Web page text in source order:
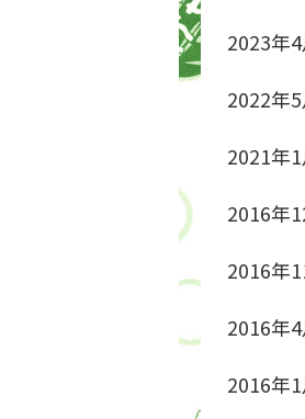
2023年4
2022年5
2021年1
2016年
2016年
2016年4
2016年1